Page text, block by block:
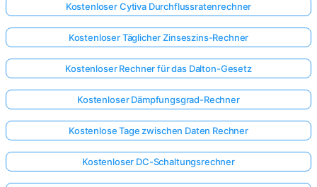
Kostenloser Cytiva Durchflussratenrechner
Kostenloser Täglicher Zinseszins-Rechner
Kostenloser Rechner für das Dalton-Gesetz
Kostenloser Dämpfungsgrad-Rechner
Kostenlose Tage zwischen Daten Rechner
Kostenloser DC-Schaltungsrechner